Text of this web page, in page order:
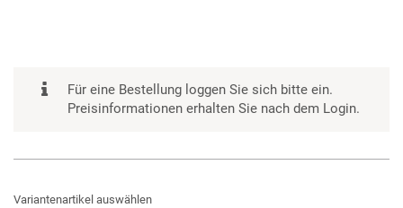
Für eine Bestellung loggen Sie sich bitte ein.
Preisinformationen erhalten Sie nach dem Login.
Variantenartikel auswählen